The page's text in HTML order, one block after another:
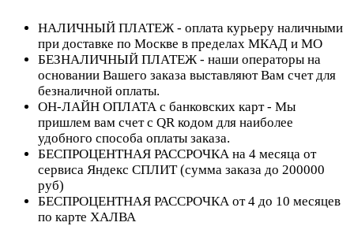
НАЛИЧНЫЙ ПЛАТЕЖ - оплата курьеру наличными
при доставке по Москве в пределах МКАД и МО
БЕЗНАЛИЧНЫЙ ПЛАТЕЖ - наши операторы на
основании Вашего заказа выставляют Вам счет для
безналичной оплаты.
ОН-ЛАЙН ОПЛАТА с банковских карт - Мы
пришлем вам счет с QR кодом для наиболее
удобного способа оплаты заказа.
БЕСПРОЦЕНТНАЯ РАССРОЧКА на 4 месяца от
сервиса Яндекс СПЛИТ (сумма заказа до 200000
руб)
БЕСПРОЦЕНТНАЯ РАССРОЧКА от 4 до 10 месяцев
по карте ХАЛВА